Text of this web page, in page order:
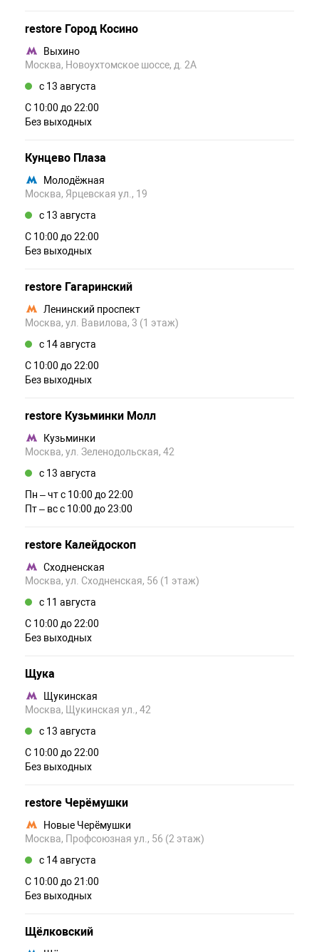
restore Город Косино
Выхино
Москва, Новоухтомское шоссе, д. 2А
c 13 августа
С 10:00 до 22:00
Без выходных
Кунцево Плаза
Молодёжная
Москва, Ярцевская ул., 19
c 13 августа
С 10:00 до 22:00
Без выходных
restore Гагаринский
Ленинский проспект
Москва, ул. Вавилова, 3 (1 этаж)
c 14 августа
С 10:00 до 22:00
Без выходных
restore Кузьминки Молл
Кузьминки
Москва, ул. Зеленодольская, 42
c 13 августа
Пн – чт c 10:00 до 22:00
Пт – вс c 10:00 до 23:00
restore Калейдоскоп
Сходненская
Москва, ул. Сходненская, 56 (1 этаж)
c 11 августа
С 10:00 до 22:00
Без выходных
Щука
Щукинская
Москва, Щукинская ул., 42
c 13 августа
С 10:00 до 22:00
Без выходных
restore Черёмушки
Новые Черёмушки
Москва, Профсоюзная ул., 56 (2 этаж)
c 14 августа
С 10:00 до 21:00
Без выходных
Щёлковский